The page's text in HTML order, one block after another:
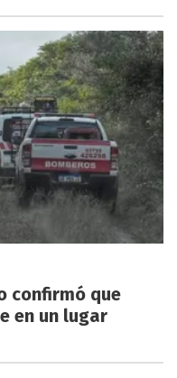
confirmó que
en un lugar